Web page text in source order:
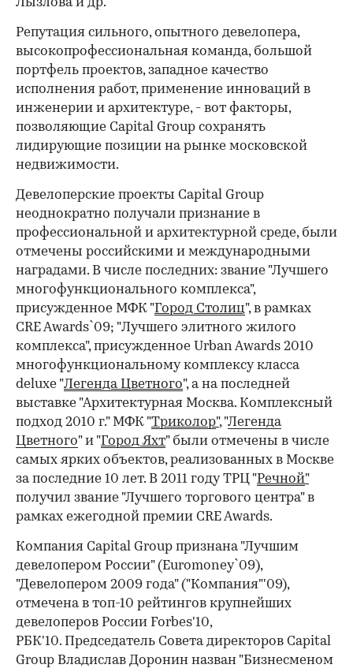
Лызлова и др.
Репутация сильного, опытного девелопера,
высокопрофессиональная команда, большой
портфель проектов, западное качество
исполнения работ, применение инноваций в
инженерии и архитектуре, - вот факторы,
позволяющие Capital Group сохранять
лидирующие позиции на рынке московской
недвижимости.
Девелоперские проекты Capital Group
неоднократно получали признание в
профессиональной и архитектурной среде, были
отмечены российскими и международными
наградами. В числе последних: звание "Лучшего
многофункционального комплекса",
присужденное МФК "Город Столиц", в рамках
CRE Awards`09; "Лучшего элитного жилого
комплекса", присужденное Urban Awards 2010
многофункциональному комплексу класса
deluxe "Легенда Цветного", а на последней
выставке "Архитектурная Москва. Комплексный
подход 2010 г." МФК "Триколор", "Легенда
Цветного" и "Город Яхт" были отмечены в числе
самых ярких объектов, реализованных в Москве
за последние 10 лет. В 2011 году ТРЦ "Речной"
получил звание "Лучшего торгового центра" в
рамках ежегодной премии CRE Awards.
Компания Capital Group признана "Лучшим
девелопером России" (Euromoney`09),
"Девелопером 2009 года" ("Компания"'09),
отмечена в топ-10 рейтингов крупнейших
девелоперов России Forbes'10,
РБК'10. Председатель Совета директоров Сapital
Group Владислав Доронин назван "Бизнесменом